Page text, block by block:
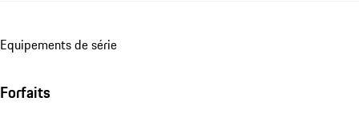
Equipements de série
Forfaits